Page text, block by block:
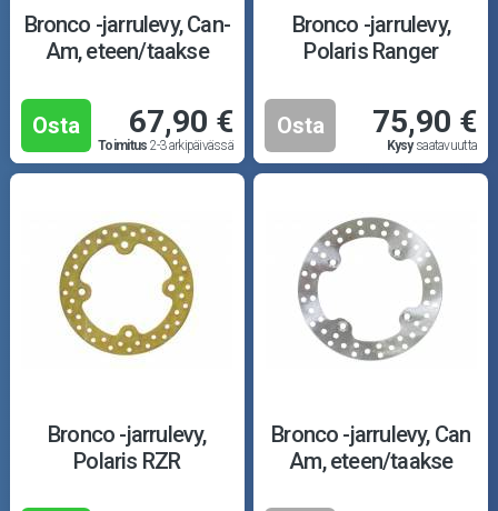
Ajovarusteet
Nastarenkaat
Renkaat ja vanteet
Öljyt ja kemikaalit
Työkalut
Outlet-tuotteet
Bronco -jarrulevy, Can-
Am, eteen/taakse
Osta 67,90 €
Toimitus 2-3 arkipäivässä
Bronco -jarrulevy,
Polaris Ranger
Osta 75,90 €
Kysysaatavuutta
Bronco -jarrulevy,
Polaris RZR
Bronco -jarrulevy, Can
Am, eteen/taakse